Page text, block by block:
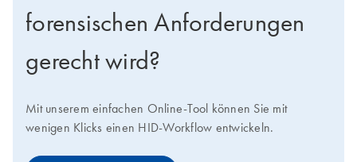
forensischen Anforderungen
gerecht wird?
Mit unserem einfachen Online-Tool können Sie mit
wenigen Klicks einen HID-Workflow entwickeln.